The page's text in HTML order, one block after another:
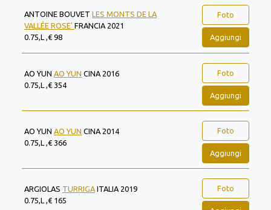
ANTOINE BOUVET LES MONTS DE LA
VALLÉE ROSE' FRANCIA 2021
0.75,L ,€ 98
Foto
Aggiungi
AO YUN AO YUN CINA 2016
0.75,L ,€ 354
Foto
Aggiungi
AO YUN AO YUN CINA 2014
0.75,L ,€ 366
Foto
Aggiungi
ARGIOLAS TURRIGA ITALIA 2019
0.75,L ,€ 165
Foto